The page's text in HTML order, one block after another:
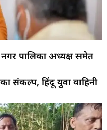
नगर पालिका अध्यक्ष समेत
संकल्प, हिंदू युवा वाहिनी